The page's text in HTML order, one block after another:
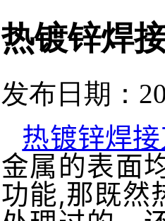
热镀锌焊
发布日期：
热镀锌焊
金属的表面
功能,那既然